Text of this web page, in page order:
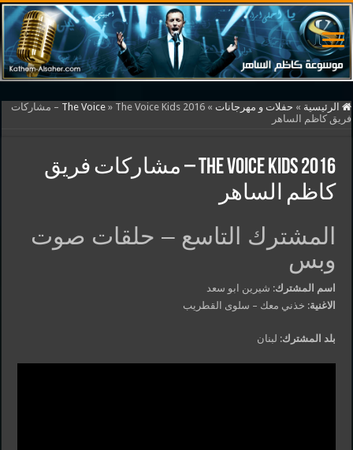
الرئيسية » حفلات و مهرجانات »
The Voice »
The Voice Kids 2016 – مشاركات
فريق كاظم الساهر
The Voice Kids 2016 – مشاركات فريق
كاظم الساهر
المشترك التاسع – حلقات صوت
وبس
اسم المشترك: شيرين ابو سعد
الاغنية: خذني معك – سلوى القطريب
بلد المشترك: لبنان